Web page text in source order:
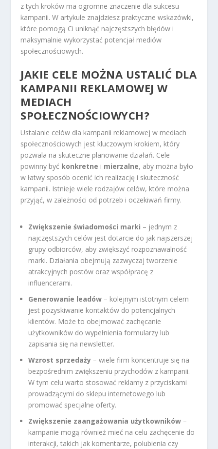
z tych kroków ma ogromne znaczenie dla sukcesu
kampanii. W artykule znajdziesz praktyczne wskazówki,
które pomogą Ci uniknąć najczęstszych błędów i
maksymalnie wykorzystać potencjał mediów
społecznościowych.
JAKIE CELE MOŻNA USTALIĆ DLA
KAMPANII REKLAMOWEJ W
MEDIACH
SPOŁECZNOŚCIOWYCH?
Ustalanie celów dla kampanii reklamowej w mediach
społecznościowych jest kluczowym krokiem, który
pozwala na skuteczne planowanie działań. Cele
powinny być konkretne i mierzalne, aby można było
w łatwy sposób ocenić ich realizację i skuteczność
kampanii. Istnieje wiele rodzajów celów, które można
przyjąć, w zależności od potrzeb i oczekiwań firmy.
Zwiększenie świadomości marki – jednym z
najczęstszych celów jest dotarcie do jak najszerszej
grupy odbiorców, aby zwiększyć rozpoznawalność
marki. Działania obejmują zazwyczaj tworzenie
atrakcyjnych postów oraz współpracę z
influencerami.
Generowanie leadów – kolejnym istotnym celem
jest pozyskiwanie kontaktów do potencjalnych
klientów. Może to obejmować zachęcanie
użytkowników do wypełnienia formularzy lub
zapisania się na newsletter.
Wzrost sprzedaży – wiele firm koncentruje się na
bezpośrednim zwiększeniu przychodów z kampanii.
W tym celu warto stosować reklamy z przyciskami
prowadzącymi do sklepu internetowego lub
promować specjalne oferty.
Zwiększenie zaangażowania użytkowników –
kampanie mogą również mieć na celu zachęcenie do
interakcji, takich jak komentarze, polubienia czy